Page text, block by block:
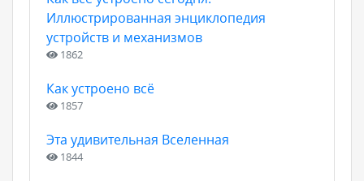
Иллюстрированная энциклопедия
устройств и механизмов
1862
Как устроено всё
1857
Эта удивительная Вселенная
1844